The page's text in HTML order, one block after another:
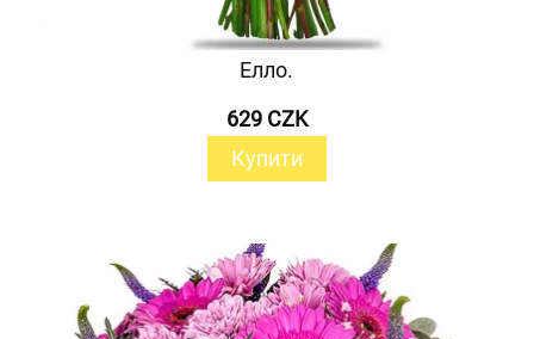
Елло.
629 CZK
Купити